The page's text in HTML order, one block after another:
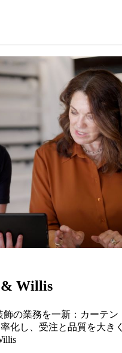
Willis
飾の業務を一新：カーテン
化し、受注と品質を大き